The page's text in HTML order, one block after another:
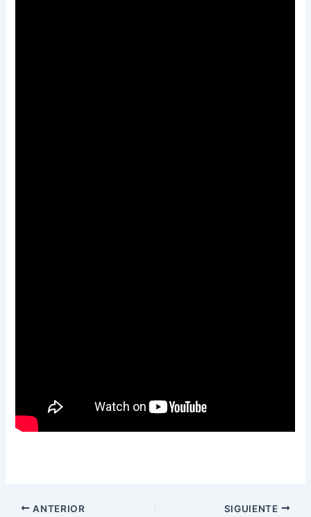
ANTERIOR SIGUIENTE